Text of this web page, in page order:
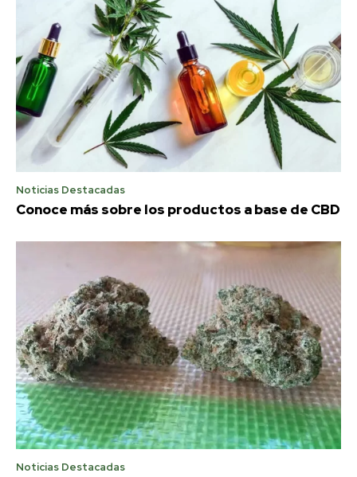
Noticias Destacadas
Conoce más sobre los productos a base de CBD
Noticias Destacadas